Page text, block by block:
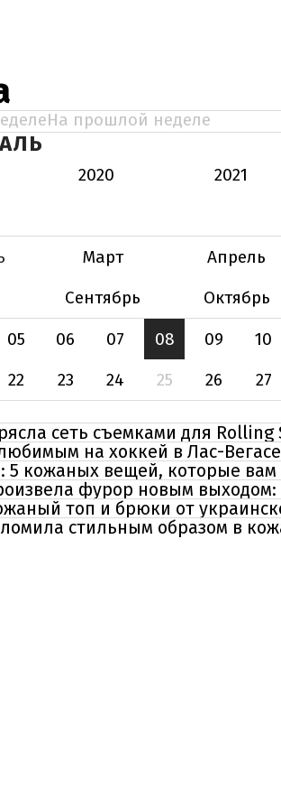
На прошлой неделе
2020 2021
Март Апрель
Сентябрь Октябрь
05 06 07 08 09 10
22 23 24 25 26 27
сеть съемками для
на хоккей в Лас-
5 кожаных вещей, которые вам
фурор новым
топ и брюки от
стильным образом в